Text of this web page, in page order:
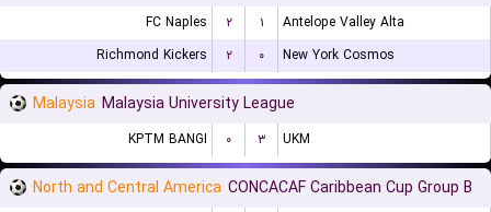
FC Naples ۲ ۱
Antelope Valley Alta
Richmond Kickers
۲ ۰ New York Cosmos
Malaysia Malaysia University League
KPTM BANGI ۰ ۳ UKM
North and Central America CONCACAF Caribbean Cup Group B